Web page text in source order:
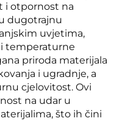
i otpornost na
dugotrajnu
uvjetima,
i temperaturne
priroda materijala
i ugradnje, a
cjelovitost. Ovi
na udar u
što ih čini